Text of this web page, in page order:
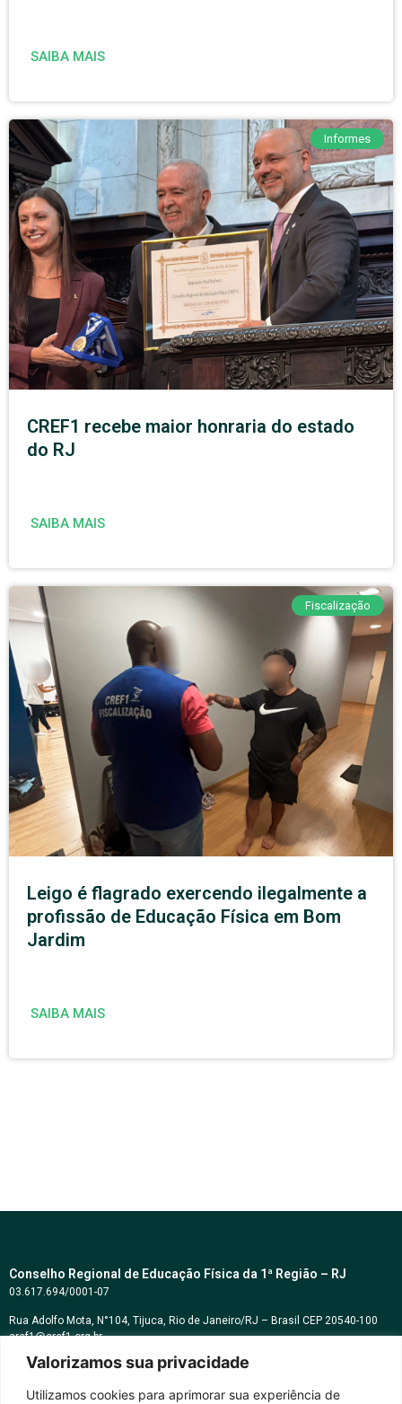
Valorizamos sua privacidade
Utilizamos cookies para aprimorar sua experiência de
SAIBA MAIS
Informes
CREF1 recebe maior honraria do estado
do RJ
SAIBA MAIS
Fiscalização
Leigo é flagrado exercendo ilegalmente a
profissão de Educação Física em Bom
Jardim
SAIBA MAIS
Conselho Regional de Educação Física da 1ª Região – RJ
03.617.694/0001-07
Rua Adolfo Mota, N°104, Tijuca, Rio de Janeiro/RJ – Brasil CEP 20540-100
cref1@cref1.org.br
Assessoria de comunicação: